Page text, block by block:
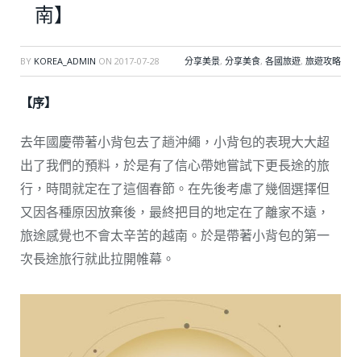
南】
BY KOREA_ADMIN ON 2017-07-28 分享美景, 分享美食, 各國旅遊, 旅遊攻略
【序】
去年國慶帶著小背包去了趟沖繩，小背包的表現大大超
出了我們的預料，於是有了信心帶她嘗試下更長途的旅
行，時間就定在了這個春節。在先後考慮了幾個選擇但
又因各種原因放棄後，最終把目的地定在了離家不遠，
旅途感覺也不會太辛苦的越南。於是帶著小背包的第一
次長途旅行就此拉開帷幕。